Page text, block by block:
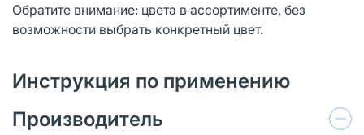
Обратите внимание: цвета в ассортименте, без
возможности выбрать конкретный цвет.
Инструкция по применению
Производитель